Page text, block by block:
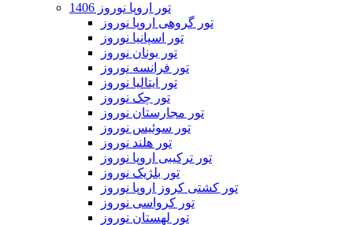
تور اروپا نوروز 1406
تور گروهی اروپا نوروز
تور اسپانیا نوروز
تور یونان نوروز
تور فرانسه نوروز
تور ایتالیا نوروز
تور چک نوروز
تور مجارستان نوروز
تور سوئیس نوروز
تور هلند نوروز
تور ترکیبی اروپا نوروز
تور بلژیک نوروز
تور کشتی کروز اروپا نوروز
تور کرواسی نوروز
تور لهستان نوروز